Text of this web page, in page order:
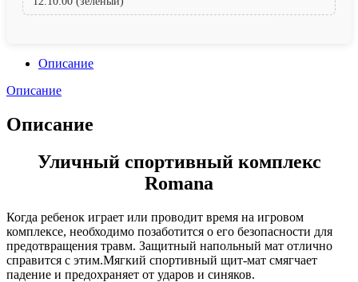
Описание
Описание
Описание
Уличный спортивный комплекс
Romana
Когда ребенок играет или проводит время на игровом
комплексе, необходимо позаботится о его безопасности для
предотвращения травм. Защитный напольный мат отлично
справится с этим.Мягкий спортивный щит-мат смягчает
падение и предохраняет от ударов и синяков.